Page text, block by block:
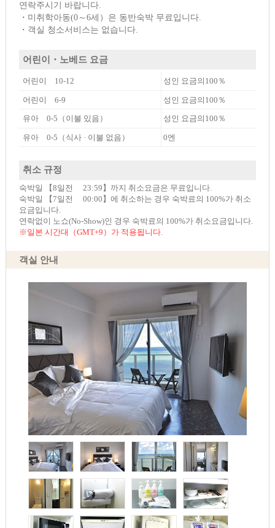
연락주시기 바랍니다.
・미취학아동(0～6세）은 동반숙박 무료입니다.
・객실 청소서비스는 없습니다.
어린이・노베드 요금
어린이 10-12 성인 요금의100％
어린이 6-9 성인 요금의100％
유아 0-5（이불 있음） 성인 요금의100％
유아 0-5（식사 · 이불 없음） 0엔
취소 규정
숙박일 【8일전 23:59】까지 취소요금은 무료입니다.
숙박일 【7일전 00:00】에 취소하는 경우 숙박료의 100%가 취소
요금입니다.
연락없이 노쇼(No-Show)인 경우 숙박료의 100%가 취소요금입니다.
※일본 시간대（GMT+9）가 적용됩니다.
객실 안내